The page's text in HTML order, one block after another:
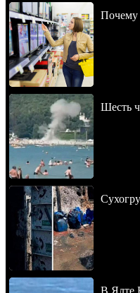
Почему
Шесть
В Ялте